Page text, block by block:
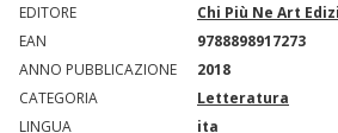
EDITORE
Chi Più Ne Art
EAN
9788898917273
ANNO PUBBLICAZIONE
2018
CATEGORIA
Letteratura
LINGUA
ita